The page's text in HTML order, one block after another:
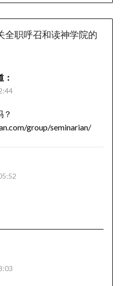
全职呼召和读神学院的
：
？
group/seminarian/